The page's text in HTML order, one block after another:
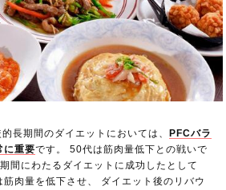
長期間のダイエットにおいては、PFCバラ
に重要です。 50代は筋肉量低下との戦いで
間にわたるダイエットに成功したとして
肉量を低下させ、 ダイエット後のリバウ